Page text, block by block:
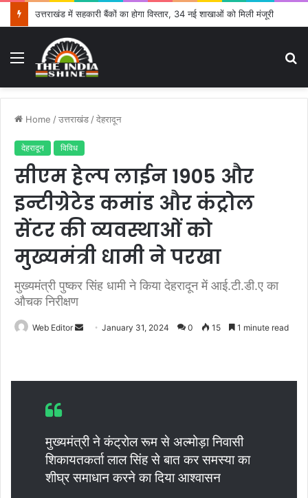
उत्तराखंड में सहकारी बैंकों का होगा विस्तार, 34 नई शाखाओं को मिली मंजूरी
Menu
Home /उत्तराखंड /देहरादून
देहरादून विविध
सीएम हेल्प लाईन 1905 और
इन्टीग्रेटेड कमांड और कंट्रोल
सेंटर की व्यवस्थाओं को
मुख्यमंत्री धामी ने परखा
मुख्यमंत्री पुष्कर सिंह धामी ने किया देहरादून में आई.टी.डी.ए का
औचक निरीक्षण
Web Editor
m
a
i
January 31, 2024 0 15 1 minute read
मुख्यमंत्री ने कंट्रोल रूम से अल्मोड़ा निवासी
शिकायतकर्ता लाल सिंह से बात कर समस्या का
शीघ्र समाधान करने का दिया आश्वासन